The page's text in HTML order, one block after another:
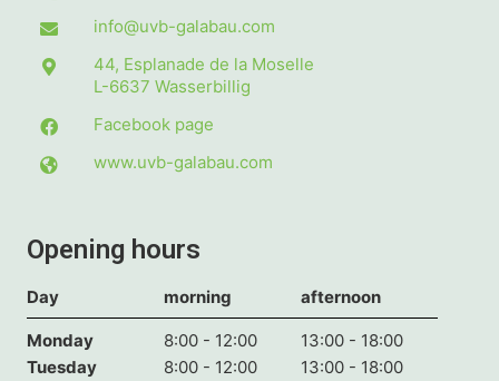
info@uvb-galabau.com
44, Esplanade de la Moselle
L-6637 Wasserbillig
Facebook page
www.uvb-galabau.com
Opening hours
Day morning afternoon
Monday 8:00 - 12:00
13:00 - 18:00
Tuesday
8:00 - 12:00
13:00 - 18:00